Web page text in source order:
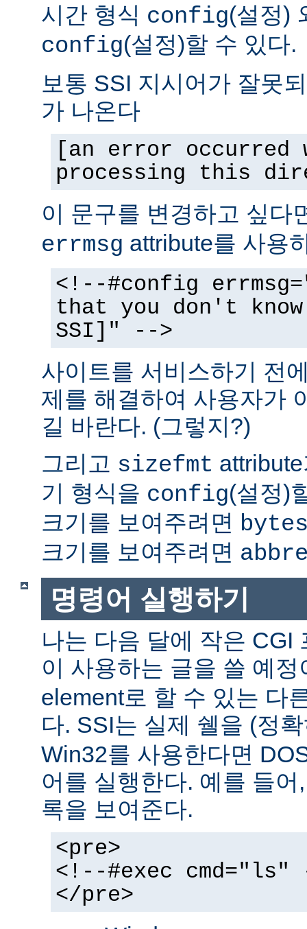
시간 형식 config(설정)
config(설정)할 수 있다.
보통 SSI 지시어가 잘못
가 나온다
[an error occurred
processing this
이 문구를 변경하고 싶다
errmsg attribute를 사용
<!--#config
that you don't
SSI]" -->
사이트를 서비스하기 전
제를 해결하여 사용자가
길 바란다. (그렇지?)
그리고 sizefmt
기 형식을 config(설정)
크기를 보여주려면
크기를 보여주려면
명령어 실행하기
나는 다음 달에 작은 CGI
이 사용하는 글을 쓸 예
element로 할 수 있는 다
다. SSI는 실제 쉘을 (정
Win32를 사용한다면
어를 실행한다. 예를 들
록을 보여준다.
<pre>
<!--#exec cmd="ls"
</pre>